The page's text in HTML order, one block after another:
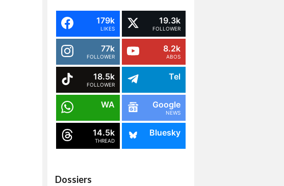
179k
LIKES
19.3k
FOLLOWER
77k
FOLLOWER
8.2k
ABOS
18.5k
FOLLOWER
Tel
WA Google
NEWS
14.5k
THREAD
Bluesky
Dossiers